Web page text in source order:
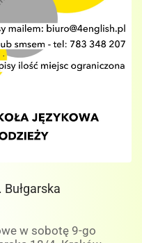
w sobotę 9-go